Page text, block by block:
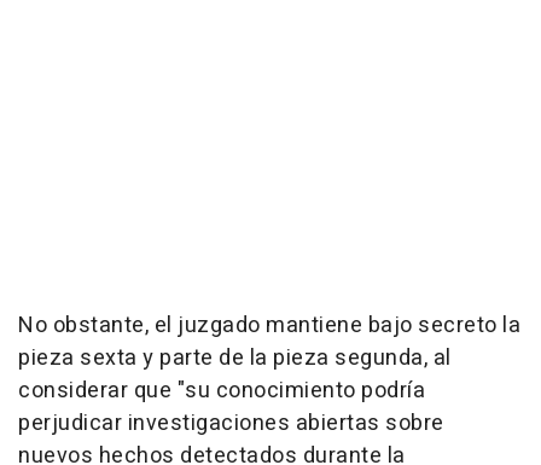
No obstante, el juzgado mantiene bajo secreto la
pieza sexta y parte de la pieza segunda, al
considerar que "su conocimiento podría
perjudicar investigaciones abiertas sobre
nuevos hechos detectados durante la